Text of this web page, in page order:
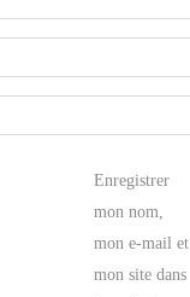
Enregistrer
mon nom,
mon e-mail et
mon site dans